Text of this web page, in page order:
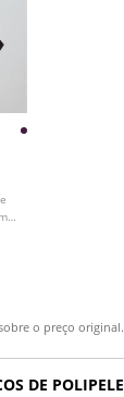
o preço original.
DE POLIPELE